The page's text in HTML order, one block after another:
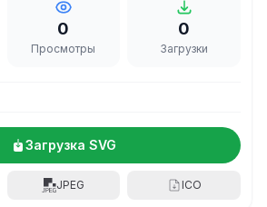
0
Просмотры
0
Загрузки
Загрузка SVG
JPEG ICO